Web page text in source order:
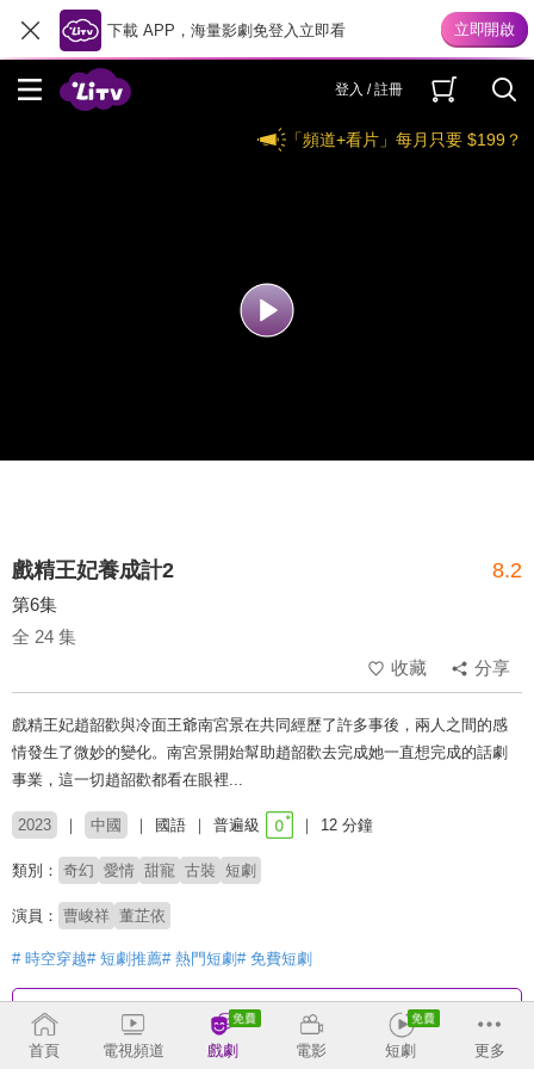
下載 APP，海量影劇免登入立即看
登入 / 註冊
「頻道+看片」每月只要 $199？
戲精王妃養成計2 8.2
第6集
全 24 集
收藏
分享
戲精王妃趙韶歡與冷面王爺南宮景在共同經歷了許多事後，兩人之間的感
情發生了微妙的變化。南宮景開始幫助趙韶歡去完成她一直想完成的話劇
事業，這一切趙韶歡都看在眼裡...
2023 中國 國語 普遍級 12 分鐘
類別： 奇幻 愛情 甜寵 古裝 短劇
演員： 曹峻祥 董芷依
# 時空穿越# 短劇推薦# 熱門短劇 # 免費短劇
收回
首頁 電視頻道 戲劇 電影 短劇 更多